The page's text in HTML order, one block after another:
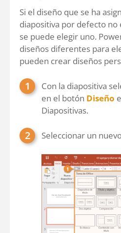
Si el diseño que se ha
diapositiva por defecto no
se puede elegir uno.
diseños diferentes para
pueden crear diseños
Con la diapositiva
en el botón Diseño
Diapositivas.
Seleccionar un